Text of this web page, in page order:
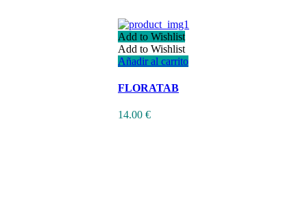
Add to Wishlist
Add to Wishlist
Añadir al carrito
FLORATAB
14.00 €